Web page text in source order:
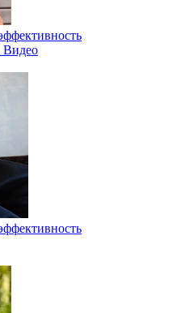
Видео